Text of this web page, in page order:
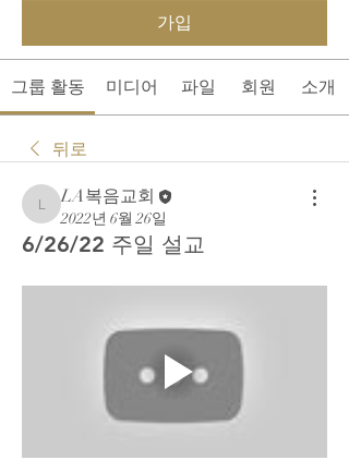
가입
그룹 활동 미디어 파일 회원 소개
뒤로
LA복음교회
LA복음교회
2022년 6월 26일
6/26/22 주일 설교